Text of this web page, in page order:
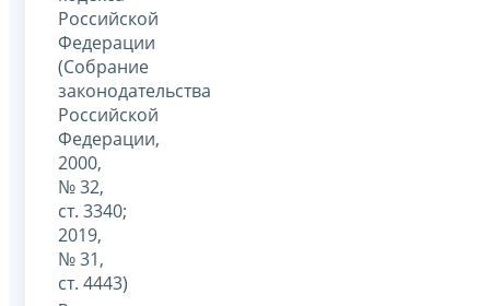
Российской
Федерации
(Собрание
законодательства
Российской
Федерации,
2000,
№ 32,
ст. 3340;
2019,
№ 31,
ст. 4443)